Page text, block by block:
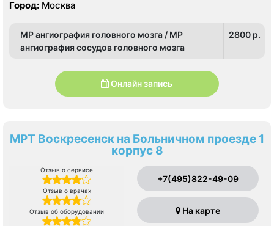
Город: Москва
МР ангиография головного мозга / МР
ангиография сосудов головного мозга
2800 p.
Онлайн запись
МРТ Воскресенск на Больничном проезде 1
корпус 8
Отзыв о сервисе
Отзыв о врачах
Отзыв об оборудовании
+7(495)822-49-09
На карте